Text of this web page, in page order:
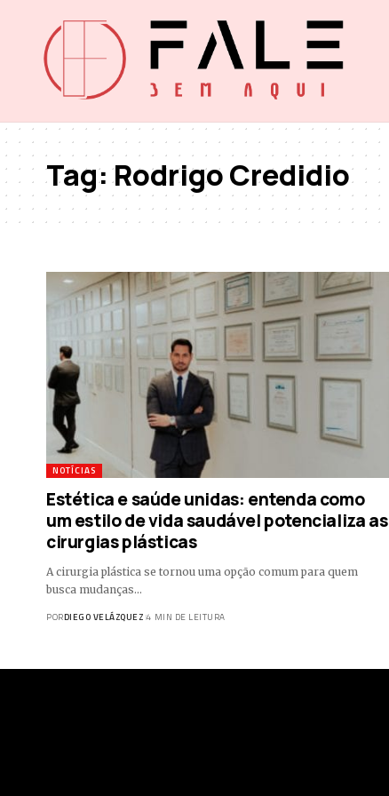
Tag:Rodrigo Credidio
NOTÍCIAS
Estética e saúde unidas: entenda como
um estilo de vida saudável potencializa as
cirurgias plásticas
A cirurgia plástica se tornou uma opção comum para quem
busca mudanças…
PORDIEGO VELÁZQUEZ 4 MIN DE LEITURA